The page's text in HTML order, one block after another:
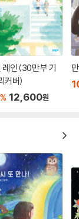
피라고 그러는 거
다고 누가 알아준
금이 최고지.”
서
크게 다르지 않은
실
레인 (30만 부 기
커버)
% 12,600원